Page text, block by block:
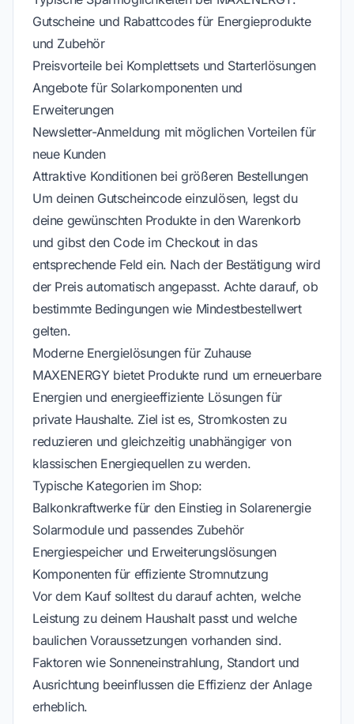
Gutscheine und Rabattcodes für Energieprodukte
und Zubehör
Preisvorteile bei Komplettsets und Starterlösungen
Angebote für Solarkomponenten und
Erweiterungen
Newsletter-Anmeldung mit möglichen Vorteilen für
neue Kunden
Attraktive Konditionen bei größeren Bestellungen
Um deinen Gutscheincode einzulösen, legst du
deine gewünschten Produkte in den Warenkorb
und gibst den Code im Checkout in das
entsprechende Feld ein. Nach der Bestätigung wird
der Preis automatisch angepasst. Achte darauf, ob
bestimmte Bedingungen wie Mindestbestellwert
gelten.
Moderne Energielösungen für Zuhause
MAXENERGY bietet Produkte rund um erneuerbare
Energien und energieeffiziente Lösungen für
private Haushalte. Ziel ist es, Stromkosten zu
reduzieren und gleichzeitig unabhängiger von
klassischen Energiequellen zu werden.
Typische Kategorien im Shop:
Balkonkraftwerke für den Einstieg in Solarenergie
Solarmodule und passendes Zubehör
Energiespeicher und Erweiterungslösungen
Komponenten für effiziente Stromnutzung
Vor dem Kauf solltest du darauf achten, welche
Leistung zu deinem Haushalt passt und welche
baulichen Voraussetzungen vorhanden sind.
Faktoren wie Sonneneinstrahlung, Standort und
Ausrichtung beeinflussen die Effizienz der Anlage
erheblich.